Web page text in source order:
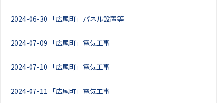
2024-06-30 「広尾町」パネル設置等
2024-07-09 「広尾町」電気工事
2024-07-10 「広尾町」電気工事
2024-07-11 「広尾町」電気工事